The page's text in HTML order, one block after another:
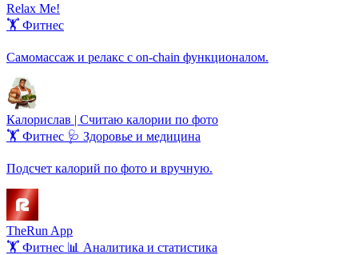
Relax Me!
🏋️ Фитнес
Самомассаж и релакс с on-chain функционалом.
Калорислав | Считаю калории по фото
🏋️ Фитнес 🩺 Здоровье и медицина
Подсчет калорий по фото и вручную.
TheRun App
🏋️ Фитнес 📊 Аналитика и статистика